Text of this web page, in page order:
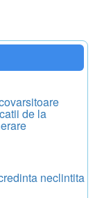
de la
neclintita